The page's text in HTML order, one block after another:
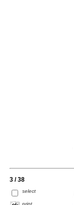
3 / 38
select
print